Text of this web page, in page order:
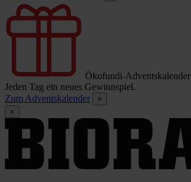
Ökofundi-Adventskalender
Jeden Tag ein neues Gewinnspiel.
Zum Adventskalender
×
×